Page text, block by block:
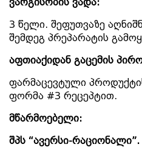
3 წელი. შეფუთვაზე
შემდეგ პრეპარატის
აფთიაქიდან გაცემის
ფარმაცევტული
ფორმა #3 რეცეპტით.
მწარმოებელი:
შპს “ავერსი-რაციონალი”.